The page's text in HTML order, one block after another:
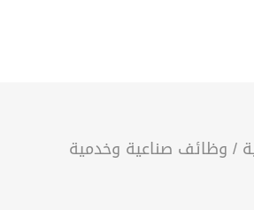
/ وظائف صناعية وخدمية